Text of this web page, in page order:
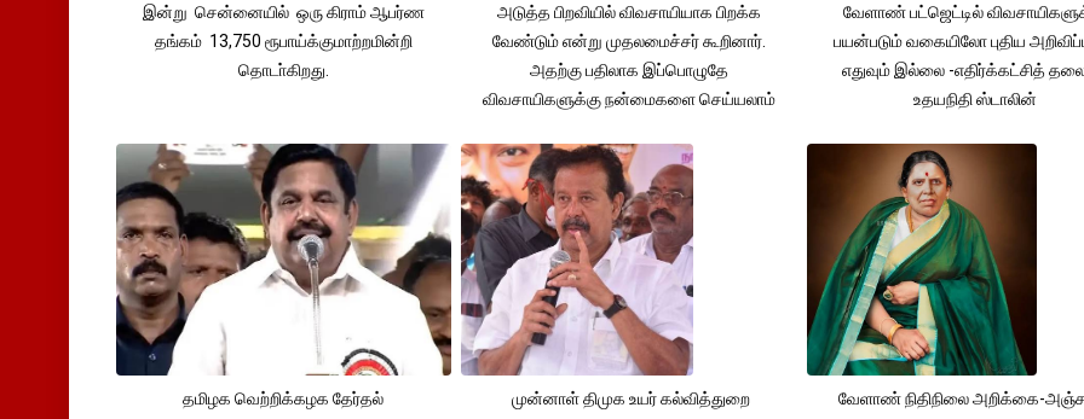
இன்று சென்னையில் ஒரு கிராம் ஆபர்ண
தங்கம் 13,750 ரூபாய்க்குமாற்றமின்றி
தொடா்கிறது.
அடுத்த பிறவியில் விவசாயியாக பிறக்க
வேண்டும் என்று முதலமைச்சர் கூறினார்.
அதற்கு பதிலாக இப்பொழுதே
விவசாயிகளுக்கு நன்மைகளை செய்யலாம்
வேளாண் பட்ஜெட்டில்
பயன்படும் வகையிலோ புதிய
எதுவும் இல்லை -எதிர்க்கட்சித்
உதயநிதி ஸ்டாலின்
தமிழக வெற்றிக்கழக தேர்தல்
முன்னாள் திமுக உயர் கல்வித்துறை
வேளாண் நிதிநிலை அறிக்கை-